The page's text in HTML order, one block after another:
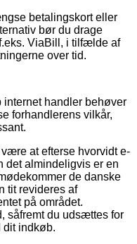
betalingskort eller
bør du drage
ViaBill, i tilfælde af
over tid.
internet handler behøver
forhandlerens vilkår,
at efterse hvorvidt e-
det almindeligvis er en
de danske
tit revideres af
på området.
såfremt du udsættes for
dit indkøb.